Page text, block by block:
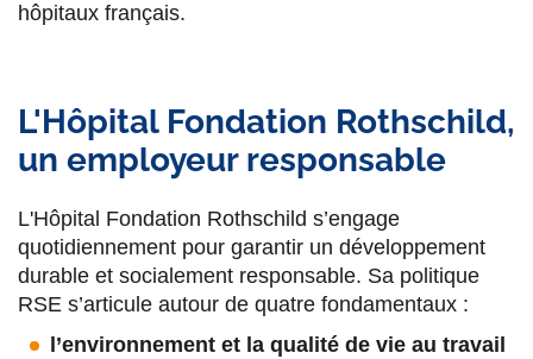
hôpitaux français.
L'Hôpital Fondation Rothschild,
un employeur responsable
L'Hôpital Fondation Rothschild s’engage
quotidiennement pour garantir un développement
durable et socialement responsable. Sa politique
RSE s’articule autour de quatre fondamentaux :
l’environnement et la qualité de vie au travail